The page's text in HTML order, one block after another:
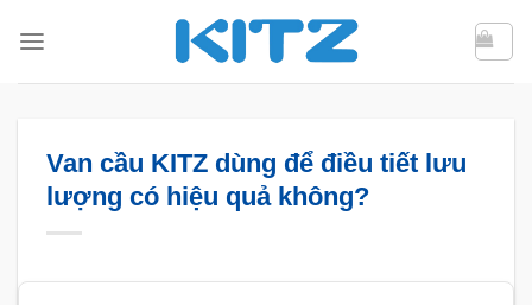
qua
Van cầu KITZ dùng để điều tiết lưu
lượng có hiệu quả không?